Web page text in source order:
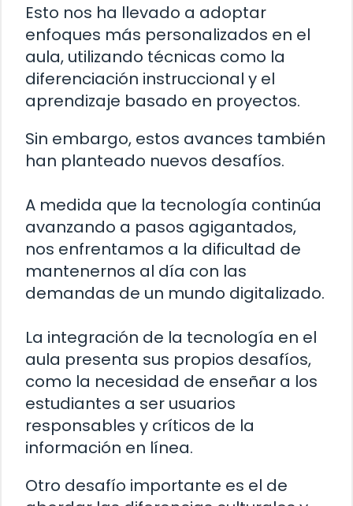
Esto nos ha llevado a adoptar
enfoques más personalizados en el
aula, utilizando técnicas como la
diferenciación instruccional y el
aprendizaje basado en proyectos.
Sin embargo, estos avances también
han planteado nuevos desafíos.
A medida que la tecnología continúa
avanzando a pasos agigantados,
nos enfrentamos a la dificultad de
mantenernos al día con las
demandas de un mundo digitalizado.
La integración de la tecnología en el
aula presenta sus propios desafíos,
como la necesidad de enseñar a los
estudiantes a ser usuarios
responsables y críticos de la
información en línea.
Otro desafío importante es el de